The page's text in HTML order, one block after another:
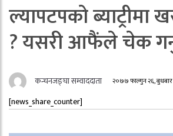
ल्यापटपको ब्याट्रीमा
? यसरी आफैंले चेक
कन्चनजङ्घा सम्वाददाता २०७७ फाल्गुन २६,
[news_share_counter]